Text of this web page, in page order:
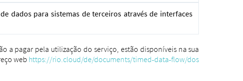
dados para sistemas de terceiros através de interfaces
a pagar pela utilização do serviço, estão disponíveis na sua
web https://rio.cloud/de/documents/timed-data-flow/dos